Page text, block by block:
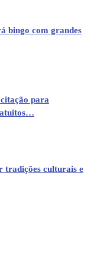
bingo com grandes
para
tradições culturais e